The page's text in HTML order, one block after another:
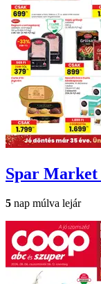
Spar Market
5 nap múlva lejár